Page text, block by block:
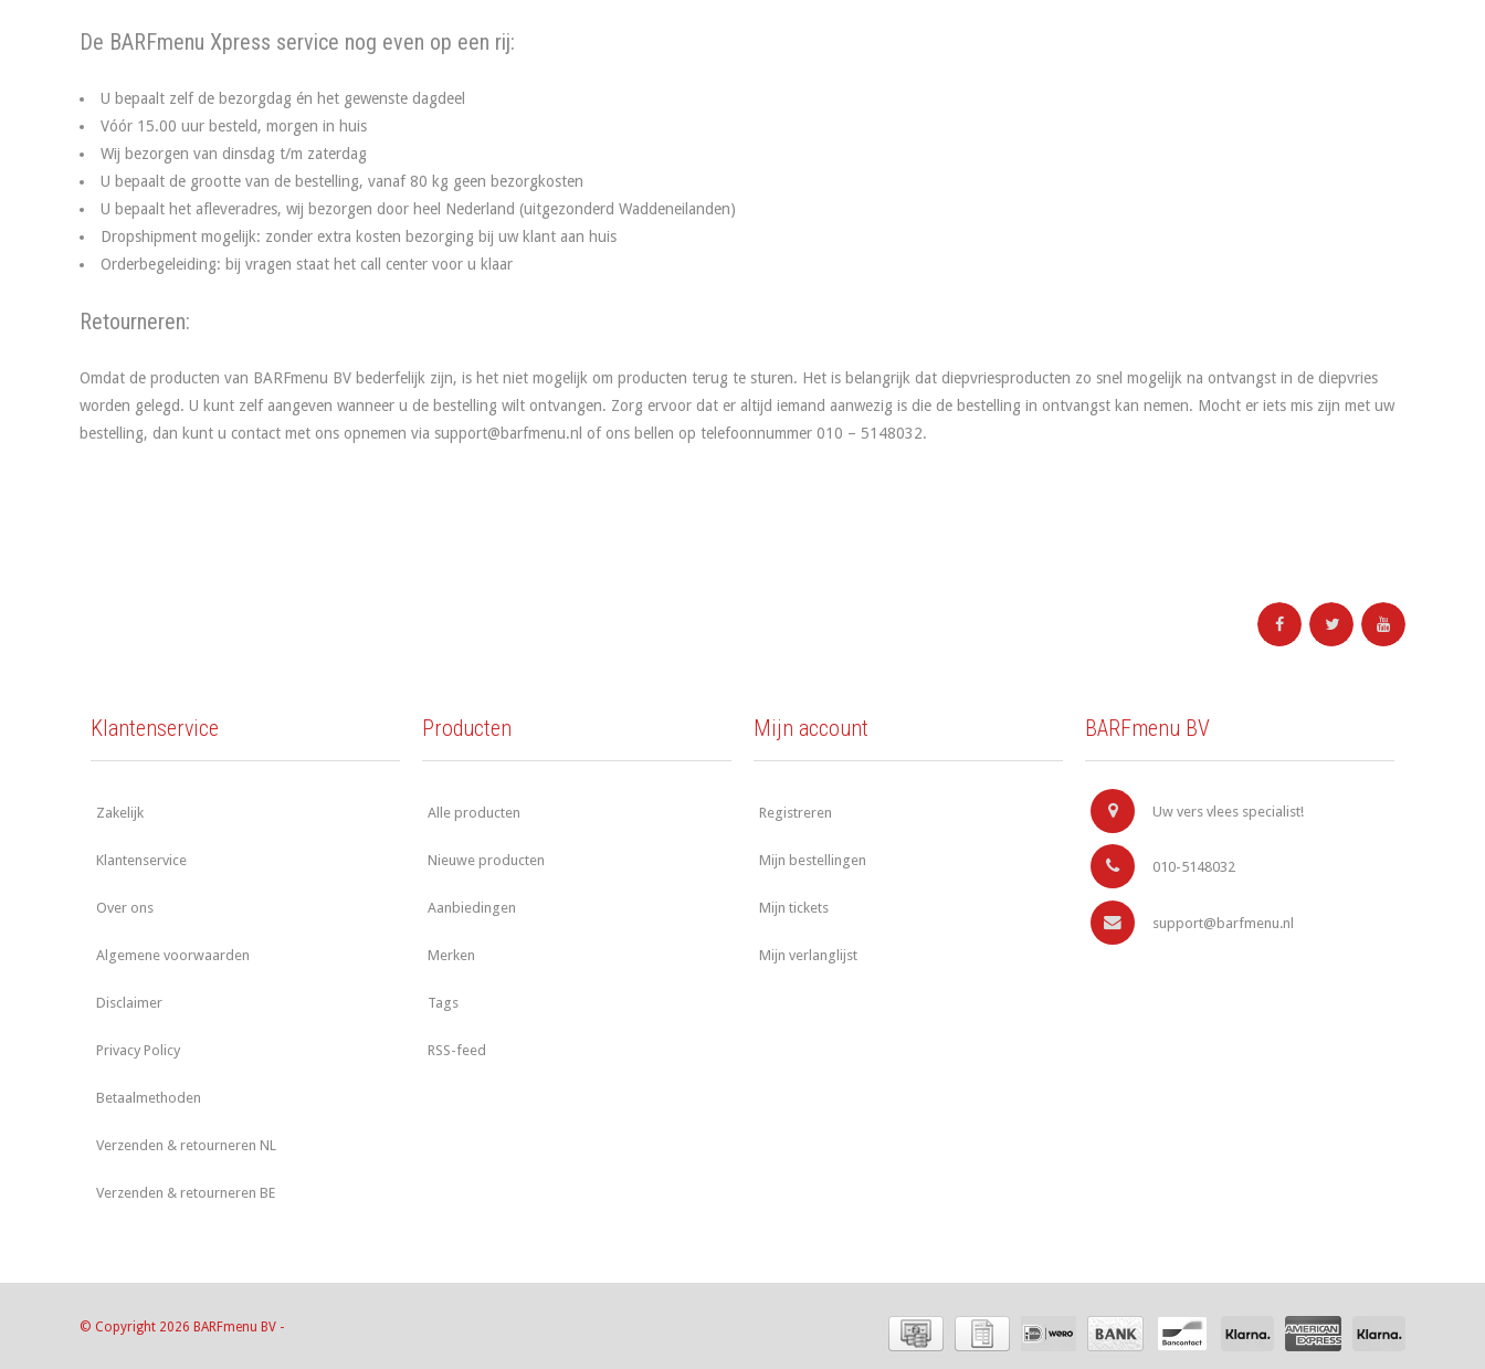
De BARFmenu Xpress service nog even op een rij:
U bepaalt zelf de bezorgdag én het gewenste dagdeel
Vóór 15.00 uur besteld, morgen in huis
Wij bezorgen van dinsdag t/m zaterdag
U bepaalt de grootte van de bestelling, vanaf 80 kg geen bezorgkosten
U bepaalt het afleveradres, wij bezorgen door heel Nederland (uitgezonderd Waddeneilanden)
Dropshipment mogelijk: zonder extra kosten bezorging bij uw klant aan huis
Orderbegeleiding: bij vragen staat het call center voor u klaar
Retourneren:
Omdat de producten van BARFmenu BV bederfelijk zijn, is het niet mogelijk om producten terug te sturen. Het is belangrijk dat diepvriesproducten zo snel mogelijk na ontvangst in de diepvries
worden gelegd. U kunt zelf aangeven wanneer u de bestelling wilt ontvangen. Zorg ervoor dat er altijd iemand aanwezig is die de bestelling in ontvangst kan nemen. Mocht er iets mis zijn met uw
bestelling, dan kunt u contact met ons opnemen via support@barfmenu.nl of ons bellen op telefoonnummer 010 – 5148032.
Klantenservice
Zakelijk
Klantenservice
Over ons
Algemene voorwaarden
Disclaimer
Privacy Policy
Betaalmethoden
Verzenden & retourneren NL
Verzenden & retourneren BE
Producten
Alle producten
Nieuwe producten
Aanbiedingen
Merken
Tags
RSS-feed
Mijn account
Registreren
Mijn bestellingen
Mijn tickets
Mijn verlanglijst
BARFmenu BV
Uw vers vlees specialist!
010-5148032
support@barfmenu.nl
© Copyright 2026 BARFmenu BV -